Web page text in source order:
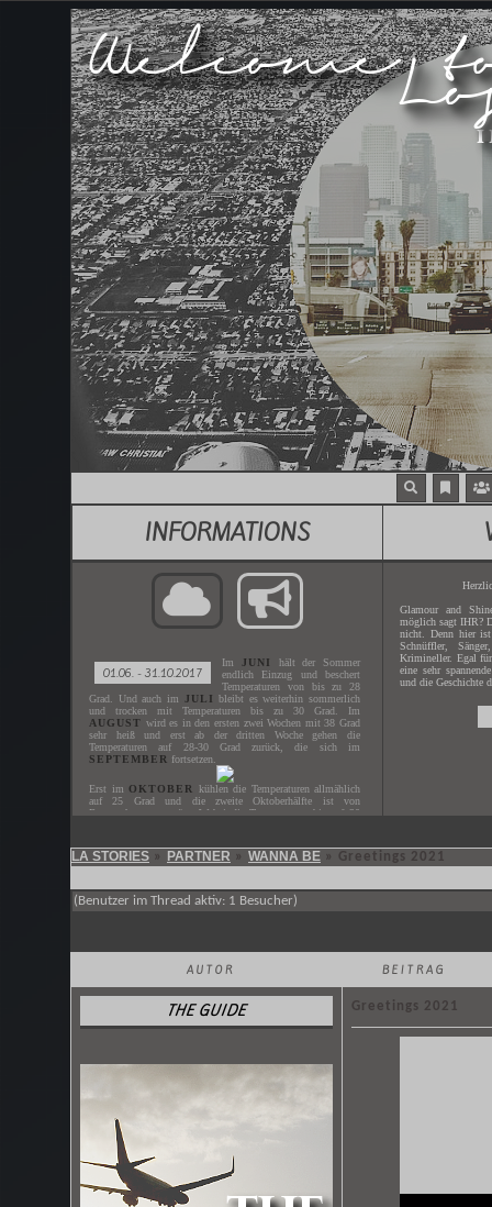
INFORMATIONS
01.06. - 31.10.2017
Im JUNI
hält der Sommer
endlich Einzug und beschert
Temperaturen von bis zu 28
Grad. Und auch im
JULI bleibt es weiterhin sommerlich
und trocken mit Temperaturen bis zu 30 Grad. Im
AUGUST wird es in den ersten zwei Wochen mit 38 Grad
sehr heiß und erst ab der dritten Woche gehen die
Temperaturen auf 28-30 Grad zurück, die sich im
SEPTEMBER fortsetzen.
Erst im OKTOBER
kühlen die Temperaturen allmählich
auf 25 Grad und die zweite Oktoberhälfte ist von
Regenschauern geprägt. Wobei die Temperaturen bis auf 20
Der nächsteZEITSPRUNGist inXX.XX.XXXX.
Glamour and
möglich sagt IHR?
nicht. Denn hier
Schnüffler,
Krimineller. Egal
eine sehr
und die Geschichte
LA STORIES » PARTNER » WANNA BE » Greetings 2021
(Benutzer im Thread aktiv: 1 Besucher)
AUTOR BEITRAG
THE GUIDE Greetings 2021